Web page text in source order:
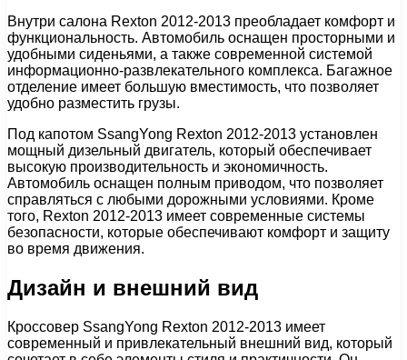
Внутри салона Rexton 2012-2013 преобладает комфорт и
функциональность. Автомобиль оснащен просторными и
удобными сиденьями, а также современной системой
информационно-развлекательного комплекса. Багажное
отделение имеет большую вместимость, что позволяет
удобно разместить грузы.
Под капотом SsangYong Rexton 2012-2013 установлен
мощный дизельный двигатель, который обеспечивает
высокую производительность и экономичность.
Автомобиль оснащен полным приводом, что позволяет
справляться с любыми дорожными условиями. Кроме
того, Rexton 2012-2013 имеет современные системы
безопасности, которые обеспечивают комфорт и защиту
во время движения.
Дизайн и внешний вид
Кроссовер SsangYong Rexton 2012-2013 имеет
современный и привлекательный внешний вид, который